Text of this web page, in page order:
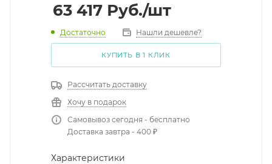
63 417 Руб./шт
Достаточно Нашли дешевле?
КУПИТЬ В 1 КЛИК
Рассчитать доставку
Хочу в подарок
Самовывоз сегодня - бесплатно
Доставка завтра - 400 ₽
Характеристики